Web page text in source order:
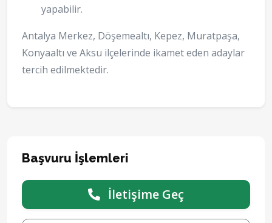
yapabilir.
Antalya Merkez, Döşemealtı, Kepez, Muratpaşa,
Konyaaltı ve Aksu ilçelerinde ikamet eden adaylar
tercih edilmektedir.
Başvuru İşlemleri
İletişime Geç